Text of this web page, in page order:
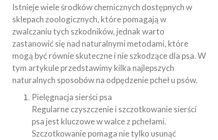
Istnieje wiele środków chemicznych dostępnych w
sklepach zoologicznych, które pomagają w
zwalczaniu tych szkodników, jednak warto
zastanowić się nad naturalnymi metodami, które
mogą być równie skuteczne i nie szkodzące dla psa. W
tym artykule przedstawimy kilka najlepszych
naturalnych sposobów na odpędzenie pcheł u psów.
Pielęgnacja sierści psa
Regularne czyszczenie i szczotkowanie sierści
psa jest kluczowe w walce z pchełami.
Szczotkowanie pomaga nie tylko usunąć